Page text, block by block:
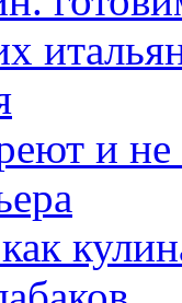
и не